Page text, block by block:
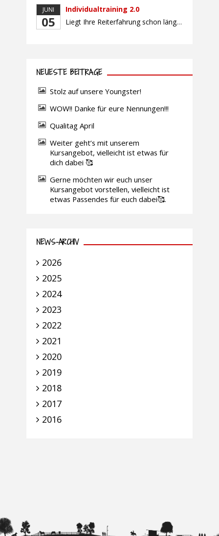
JUNI
05
Individualtraining 2.0
Liegt Ihre Reiterfahrung schon länger zurück oder fühlen Sie sich noch nicht richtig fit? Oder sind Sie bereits ein sicherer Reiter und freuen sich auf weiterführenden Unterricht? Training für Reiter:innen mit unterschiedlicher Reiterfahrung, auf die Wünsche und Kenntnisse des Einzelnen abgestimmt. Ein abwechslungsreiches Programm mit individuellem Reitunterricht und für Fortgeschrittene auch mit Gangtraining findet in […]
NEUESTE BEITRÄGE
Stolz auf unsere Youngster!
WOW!! Danke für eure Nennungen!!!
Qualitag April
Weiter geht’s mit unserem
Kursangebot, vielleicht ist etwas für
dich dabei 🥰
Gerne möchten wir euch unser
Kursangebot vorstellen, vielleicht ist
etwas Passendes für euch dabei🥰.
NEWS-ARCHIV
2026
2025
2024
2023
2022
2021
2020
2019
2018
2017
2016